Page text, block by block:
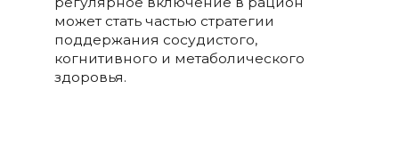
может стать частью стратегии
поддержания сосудистого,
когнитивного и метаболического
здоровья.